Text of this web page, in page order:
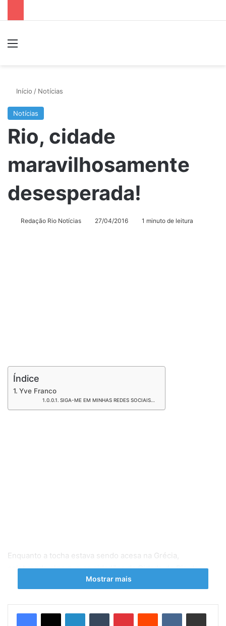
Início / Notícias
Notícias
Rio, cidade
maravilhosamente
desesperada!
Redação Rio Notícias 27/04/2016 1 minuto de leitura
Índice
Yve Franco
SIGA-ME EM MINHAS REDES SOCIAIS…
Enquanto a tocha estava sendo acesa na Grécia,
celebrando algo que os cidadãos da Cidade do Rio de
Janeiro já estão cansados mesmo antes de ter
cidade, mais especificamente naciclovia Tim Maia. Uma
Mostrar mais